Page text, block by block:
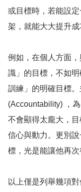
或目標時，若能設
架，就能大大提升成
例如，在個人方面
識」的目標，不如
訓練」的明確目標
(Accountability) ，
不會顯得太龐大，
信心與動力。更別
標，光是能讓他再次
以上僅是列舉幾項